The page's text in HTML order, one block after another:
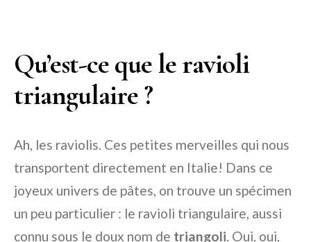
Qu’est-ce que le ravioli
triangulaire ?
Ah, les raviolis. Ces petites merveilles qui nous
transportent directement en Italie! Dans ce
joyeux univers de pâtes, on trouve un spécimen
un peu particulier : le ravioli triangulaire, aussi
connu sous le doux nom de triangoli. Oui, oui,